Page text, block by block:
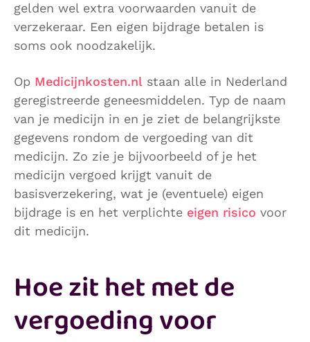
gelden wel extra voorwaarden vanuit de
verzekeraar. Een eigen bijdrage betalen is
soms ook noodzakelijk.
Op Medicijnkosten.nl staan alle in Nederland
geregistreerde geneesmiddelen. Typ de naam
van je medicijn in en je ziet de belangrijkste
gegevens rondom de vergoeding van dit
medicijn. Zo zie je bijvoorbeeld of je het
medicijn vergoed krijgt vanuit de
basisverzekering, wat je (eventuele) eigen
bijdrage is en het verplichte eigen risico voor
dit medicijn.
Hoe zit het met de
vergoeding voor